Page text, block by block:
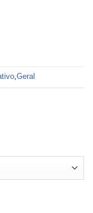
Geral